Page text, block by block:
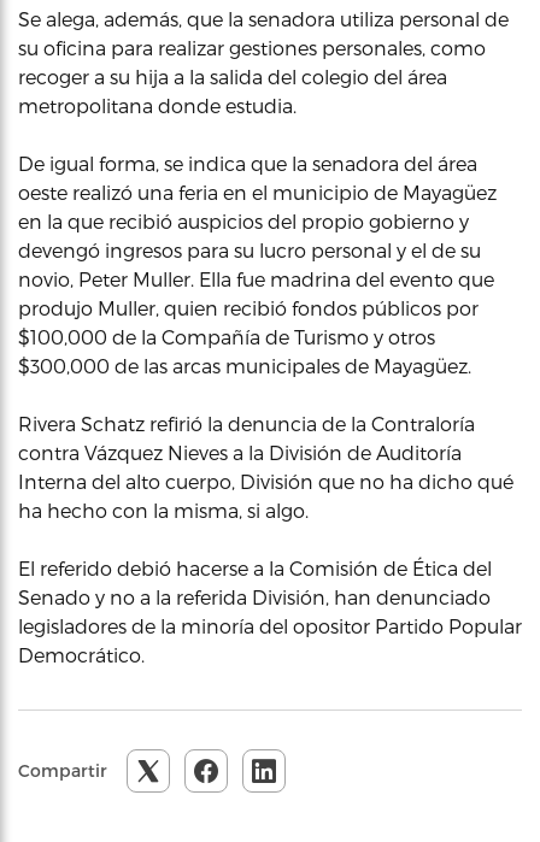
Se alega, además, que la senadora utiliza personal de
su oficina para realizar gestiones personales, como
recoger a su hija a la salida del colegio del área
metropolitana donde estudia.
De igual forma, se indica que la senadora del área
oeste realizó una feria en el municipio de Mayagüez
en la que recibió auspicios del propio gobierno y
devengó ingresos para su lucro personal y el de su
novio, Peter Muller. Ella fue madrina del evento que
produjo Muller, quien recibió fondos públicos por
$100,000 de la Compañía de Turismo y otros
$300,000 de las arcas municipales de Mayagüez.
Rivera Schatz refirió la denuncia de la Contraloría
contra Vázquez Nieves a la División de Auditoría
Interna del alto cuerpo, División que no ha dicho qué
ha hecho con la misma, si algo.
El referido debió hacerse a la Comisión de Ética del
Senado y no a la referida División, han denunciado
legisladores de la minoría del opositor Partido Popular
Democrático.
Compartir